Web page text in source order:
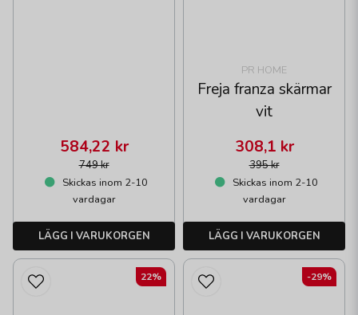
749 kr
584,22 kr
Skickas inom 2-10
vardagar
LÄGG I VARUKORGEN
PR HOME
Freja franza skärmar
vit
395 kr
308,1 kr
Skickas inom 2-10
vardagar
LÄGG I VARUKORGEN
22% -29%